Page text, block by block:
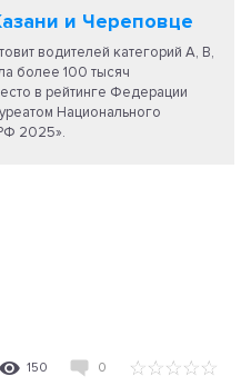
и Череповце
водителей категорий A, B,
более 100 тысяч
в рейтинге Федерации
Национального
2025».
150 0